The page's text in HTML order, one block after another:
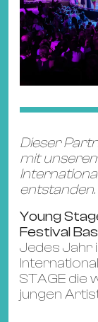
Dieser
mit
entstanden.
Young
Festival
Jedes Jahr
STAGE die
jungen